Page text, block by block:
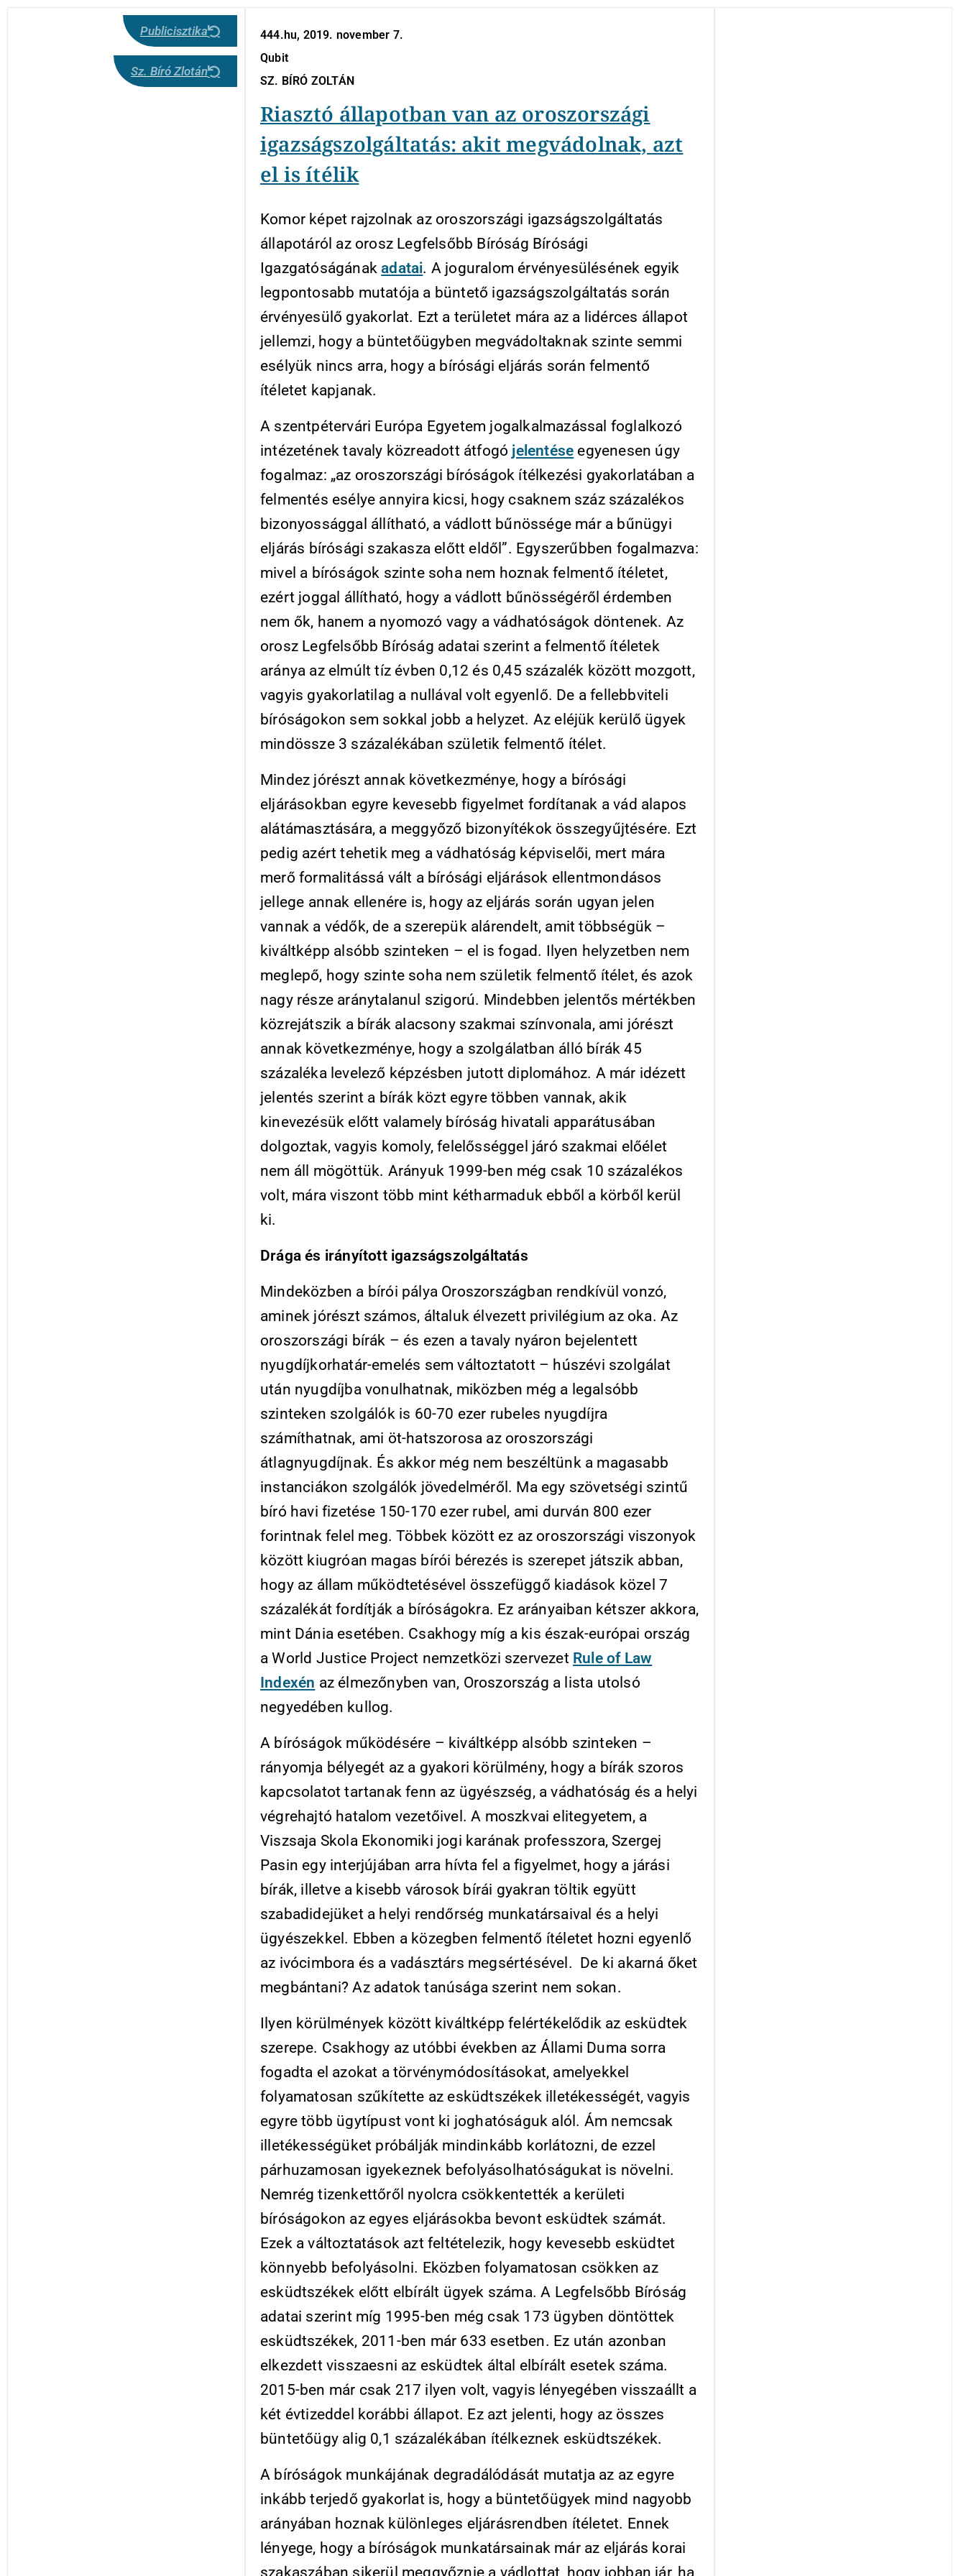
Publicisztika
Sz. Bíró Zlotán
444.hu, 2019. november 7.
Qubit
SZ. BÍRÓ ZOLTÁN
Riasztó állapotban van az oroszországi
igazságszolgáltatás: akit megvádolnak, azt
el is ítélik
Komor képet rajzolnak az oroszországi igazságszolgáltatás
állapotáról az orosz Legfelsőbb Bíróság Bírósági
Igazgatóságánakadatai. A joguralom érvényesülésének egyik
legpontosabb mutatója a büntető igazságszolgáltatás során
érvényesülő gyakorlat. Ezt a területet mára az a lidérces állapot
jellemzi, hogy a büntetőügyben megvádoltaknak szinte semmi
esélyük nincs arra, hogy a bírósági eljárás során felmentő
ítéletet kapjanak.
A szentpétervári Európa Egyetem jogalkalmazással foglalkozó
intézetének tavaly közreadott átfogó jelentése egyenesen úgy
fogalmaz: „az oroszországi bíróságok ítélkezési gyakorlatában a
felmentés esélye annyira kicsi, hogy csaknem száz százalékos
bizonyossággal állítható, a vádlott bűnössége már a bűnügyi
eljárás bírósági szakasza előtt eldől”. Egyszerűbben fogalmazva:
mivel a bíróságok szinte soha nem hoznak felmentő ítéletet,
ezért joggal állítható, hogy a vádlott bűnösségéről érdemben
nem ők, hanem a nyomozó vagy a vádhatóságok döntenek. Az
orosz Legfelsőbb Bíróság adatai szerint a felmentő ítéletek
aránya az elmúlt tíz évben 0,12 és 0,45 százalék között mozgott,
vagyis gyakorlatilag a nullával volt egyenlő. De a fellebbviteli
bíróságokon sem sokkal jobb a helyzet. Az eléjük kerülő ügyek
mindössze 3 százalékában születik felmentő ítélet.
Mindez jórészt annak következménye, hogy a bírósági
eljárásokban egyre kevesebb figyelmet fordítanak a vád alapos
alátámasztására, a meggyőző bizonyítékok összegyűjtésére. Ezt
pedig azért tehetik meg a vádhatóság képviselői, mert mára
merő formalitássá vált a bírósági eljárások ellentmondásos
jellege annak ellenére is, hogy az eljárás során ugyan jelen
vannak a védők, de a szerepük alárendelt, amit többségük –
kiváltképp alsóbb szinteken – el is fogad. Ilyen helyzetben nem
meglepő, hogy szinte soha nem születik felmentő ítélet, és azok
nagy része aránytalanul szigorú. Mindebben jelentős mértékben
közrejátszik a bírák alacsony szakmai színvonala, ami jórészt
annak következménye, hogy a szolgálatban álló bírák 45
százaléka levelező képzésben jutott diplomához. A már idézett
jelentés szerint a bírák közt egyre többen vannak, akik
kinevezésük előtt valamely bíróság hivatali apparátusában
dolgoztak, vagyis komoly, felelősséggel járó szakmai előélet
nem áll mögöttük. Arányuk 1999-ben még csak 10 százalékos
volt, mára viszont több mint kétharmaduk ebből a körből kerül
ki.
Drága és irányított igazságszolgáltatás
Mindeközben a bírói pálya Oroszországban rendkívül vonzó,
aminek jórészt számos, általuk élvezett privilégium az oka. Az
oroszországi bírák – és ezen a tavaly nyáron bejelentett
nyugdíjkorhatár-emelés sem változtatott – húszévi szolgálat
után nyugdíjba vonulhatnak, miközben még a legalsóbb
szinteken szolgálók is 60-70 ezer rubeles nyugdíjra
számíthatnak, ami öt-hatszorosa az oroszországi
átlagnyugdíjnak. És akkor még nem beszéltünk a magasabb
instanciákon szolgálók jövedelméről. Ma egy szövetségi szintű
bíró havi fizetése 150-170 ezer rubel, ami durván 800 ezer
forintnak felel meg. Többek között ez az oroszországi viszonyok
között kiugróan magas bírói bérezés is szerepet játszik abban,
hogy az állam működtetésével összefüggő kiadások közel 7
százalékát fordítják a bíróságokra. Ez arányaiban kétszer akkora,
mint Dánia esetében. Csakhogy míg a kis észak-európai ország
a World Justice Project nemzetközi szervezet Rule of Law
Indexén az élmezőnyben van, Oroszország a lista utolsó
negyedében kullog.
A bíróságok működésére – kiváltképp alsóbb szinteken –
rányomja bélyegét az a gyakori körülmény, hogy a bírák szoros
kapcsolatot tartanak fenn az ügyészség, a vádhatóság és a helyi
végrehajtó hatalom vezetőivel. A moszkvai elitegyetem, a
Viszsaja Skola Ekonomiki jogi karának professzora, Szergej
Pasin egy interjújában arra hívta fel a figyelmet, hogy a járási
bírák, illetve a kisebb városok bírái gyakran töltik együtt
szabadidejüket a helyi rendőrség munkatársaival és a helyi
ügyészekkel. Ebben a közegben felmentő ítéletet hozni egyenlő
az ivócimbora és a vadásztárs megsértésével. De ki akarná őket
megbántani? Az adatok tanúsága szerint nem sokan.
Ilyen körülmények között kiváltképp felértékelődik az esküdtek
szerepe. Csakhogy az utóbbi években az Állami Duma sorra
fogadta el azokat a törvénymódosításokat, amelyekkel
folyamatosan szűkítette az esküdtszékek illetékességét, vagyis
egyre több ügytípust vont ki joghatóságuk alól. Ám nemcsak
illetékességüket próbálják mindinkább korlátozni, de ezzel
párhuzamosan igyekeznek befolyásolhatóságukat is növelni.
Nemrég tizenkettőről nyolcra csökkentették a kerületi
bíróságokon az egyes eljárásokba bevont esküdtek számát.
Ezek a változtatások azt feltételezik, hogy kevesebb esküdtet
könnyebb befolyásolni. Eközben folyamatosan csökken az
esküdtszékek előtt elbírált ügyek száma. A Legfelsőbb Bíróság
adatai szerint míg 1995-ben még csak 173 ügyben döntöttek
esküdtszékek, 2011-ben már 633 esetben. Ez után azonban
elkezdett visszaesni az esküdtek által elbírált esetek száma.
2015-ben már csak 217 ilyen volt, vagyis lényegében visszaállt a
két évtizeddel korábbi állapot. Ez azt jelenti, hogy az összes
büntetőügy alig 0,1 százalékában ítélkeznek esküdtszékek.
A bíróságok munkájának degradálódását mutatja az az egyre
inkább terjedő gyakorlat is, hogy a büntetőügyek mind nagyobb
arányában hoznak különleges eljárásrendben ítéletet. Ennek
lényege, hogy a bíróságok munkatársainak már az eljárás korai
szakaszában sikerül meggyőznie a vádlottat, hogy jobban jár, ha